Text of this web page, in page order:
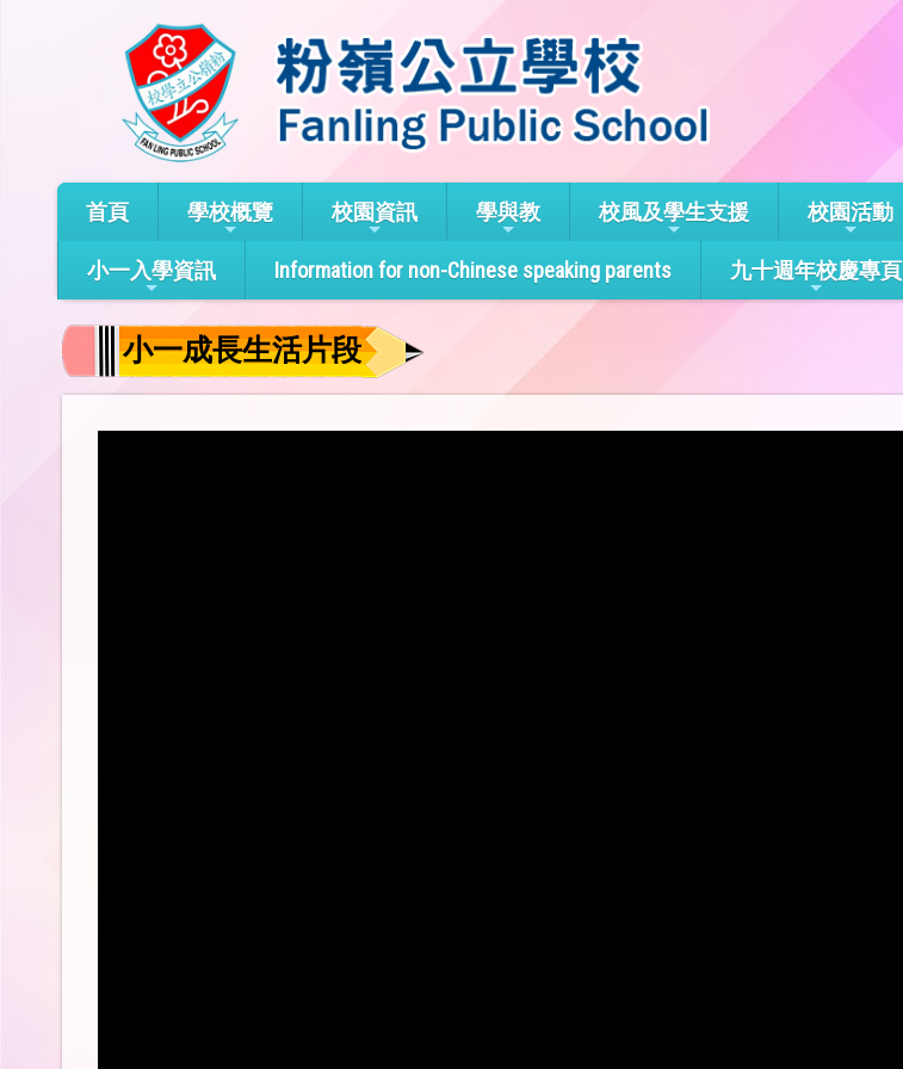
首頁 學校概覽 校園資訊 學與教 校風及學生支援 校園活動
小一入學資訊 Information for non-Chinese speaking parents 九十週年校慶專頁
小一成長生活片段